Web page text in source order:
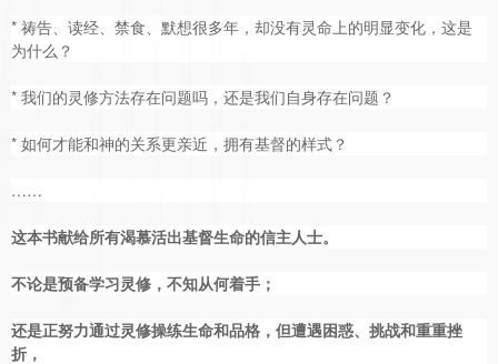
* 祷告、读经、禁食、默想很多年，却没有灵命上的明显变化，这是
为什么？
* 我们的灵修方法存在问题吗，还是我们自身存在问题？
* 如何才能和神的关系更亲近，拥有基督的样式？
……
这本书献给所有渴慕活出基督生命的信主人士。
不论是预备学习灵修，不知从何着手；
还是正努力通过灵修操练生命和品格，但遭遇困惑、挑战和重重挫
折，